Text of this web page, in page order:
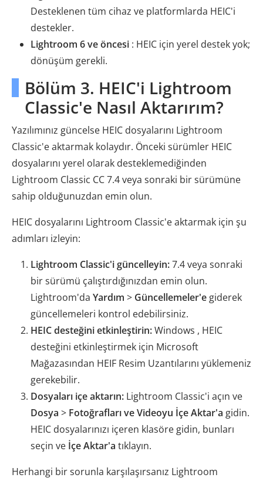
Desteklenen tüm cihaz ve platformlarda HEIC'i
destekler.
Lightroom 6 ve öncesi : HEIC için yerel destek yok;
dönüşüm gerekli.
Bölüm 3. HEIC'i Lightroom
Classic'e Nasıl Aktarırım?
Yazılımınız güncelse HEIC dosyalarını Lightroom
Classic'e aktarmak kolaydır. Önceki sürümler HEIC
dosyalarını yerel olarak desteklemediğinden
Lightroom Classic CC 7.4 veya sonraki bir sürümüne
sahip olduğunuzdan emin olun.
HEIC dosyalarını Lightroom Classic'e aktarmak için şu
adımları izleyin:
Lightroom Classic'i güncelleyin:7.4 veya sonraki
bir sürümü çalıştırdığınızdan emin olun.
Lightroom'da Yardım > Güncellemeler'e giderek
güncellemeleri kontrol edebilirsiniz.
HEIC desteğini etkinleştirin:Windows , HEIC
desteğini etkinleştirmek için Microsoft
Mağazasından HEIF Resim Uzantılarını yüklemeniz
gerekebilir.
Dosyaları içe aktarın: Lightroom Classic'i açın ve
Dosya > Fotoğrafları ve Videoyu İçe Aktar'a gidin.
HEIC dosyalarınızı içeren klasöre gidin, bunları
seçin ve İçe Aktar'a tıklayın.
Herhangi bir sorunla karşılaşırsanız Lightroom